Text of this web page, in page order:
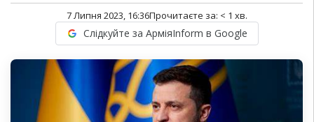
7 Липня 2023, 16:36Прочитаєте за: < 1 хв.
Слідкуйте за АрміяInform в Google